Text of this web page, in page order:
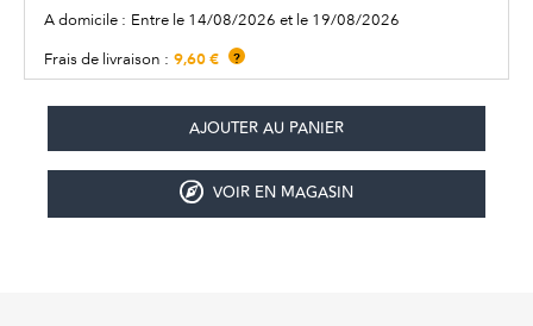
A domicile : Entre le 14/08/2026 et le 19/08/2026
Frais de livraison : 9,60 € ?
VOIR EN MAGASIN